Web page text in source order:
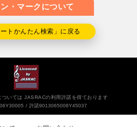
・マークについて
トかんたん検索」に戻る
ついては JASRACの利用許諾を得ております
許諾9013065008Y45037